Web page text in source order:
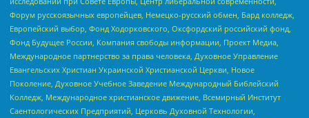
Форум русскоязычных европейцев, Немецко-русский обмен, Бард колледж,
Европейский выбор, Фонд Ходорковского, Оксфордский российский фонд,
Фонд Будущее России, Компания свободы информации, Проект Медиа,
Международное партнерство за права человека, Духовное Управление
Евангельских Христиан Украинской Христианской Церкви, Новое
Поколение, Духовное Учебное Заведение Международный Библейский
Колледж, Международное христианское движение, Всемирный Институт
Саентологических Предприятий, Церковь Духовной Технологии,